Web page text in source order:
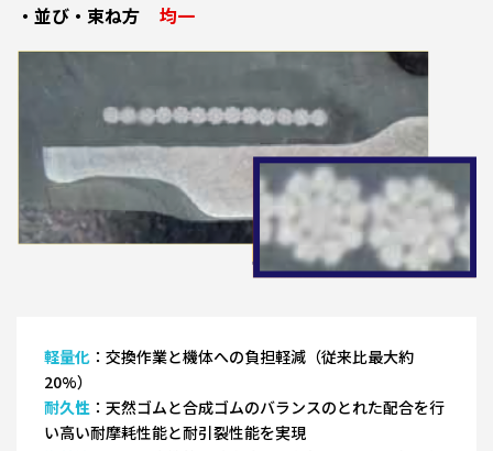
・並び・束ね方
均一
軽量化 ：交換作業と機体への負担軽減（従来比最大約
20%）
耐久性 ：天然ゴムと合成ゴムのバランスのとれた配合を行
い高い耐摩耗性能と耐引裂性能を実現